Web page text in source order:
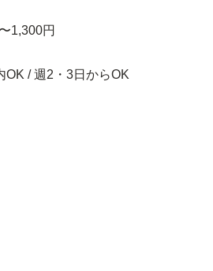
1,300円
OK / 週2・3日からOK